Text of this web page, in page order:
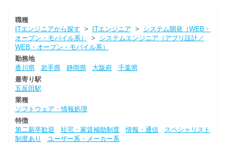
職種
ITエンジニアから探す > ITエンジニア > システム開発（WEB・
オープン・モバイル系）
> システムエンジニア（アプリ設計／
WEB・オープン・モバイル系）
勤務地
香川県
岩手県 静岡県 大阪府
千葉県
最寄り駅
五反田駅
業種
ソフトウェア・情報処理
特徴
第二新卒歓迎
社宅・家賃補助制度 情報・通信
スペシャリスト
制度あり
ユーザー系・メーカー系